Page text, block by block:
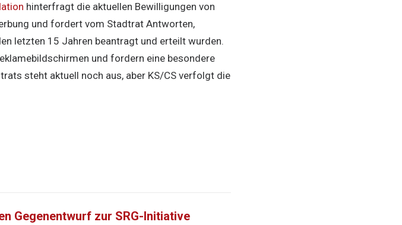
hinterfragt die aktuellen Bewilligungen von
und fordert vom Stadtrat Antworten,
letzten 15 Jahren beantragt und erteilt wurden.
und fordern eine besondere
steht aktuell noch aus, aber KS/CS verfolgt die
Gegenentwurf zur SRG-Initiative